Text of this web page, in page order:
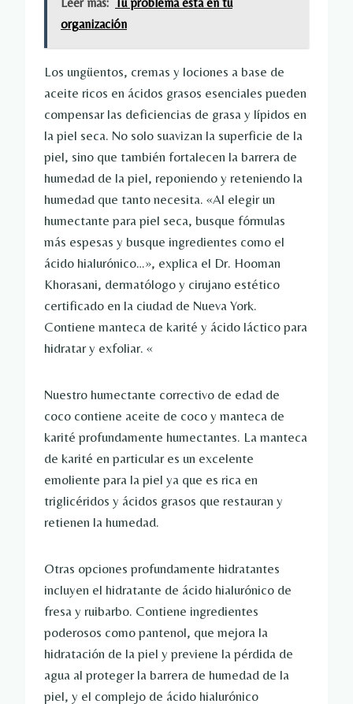
organización
Los ungüentos, cremas y lociones a base de
aceite ricos en ácidos grasos esenciales pueden
compensar las deficiencias de grasa y lípidos en
la piel seca. No solo suavizan la superficie de la
piel, sino que también fortalecen la barrera de
humedad de la piel, reponiendo y reteniendo la
humedad que tanto necesita. «Al elegir un
humectante para piel seca, busque fórmulas
más espesas y busque ingredientes como el
ácido hialurónico…», explica el Dr. Hooman
Khorasani, dermatólogo y cirujano estético
certificado en la ciudad de Nueva York.
Contiene manteca de karité y ácido láctico para
hidratar y exfoliar. «
Nuestro humectante correctivo de edad de
coco contiene aceite de coco y manteca de
karité profundamente humectantes. La manteca
de karité en particular es un excelente
emoliente para la piel ya que es rica en
triglicéridos y ácidos grasos que restauran y
retienen la humedad.
Otras opciones profundamente hidratantes
incluyen el hidratante de ácido hialurónico de
fresa y ruibarbo. Contiene ingredientes
poderosos como pantenol, que mejora la
hidratación de la piel y previene la pérdida de
agua al proteger la barrera de humedad de la
piel, y el complejo de ácido hialurónico